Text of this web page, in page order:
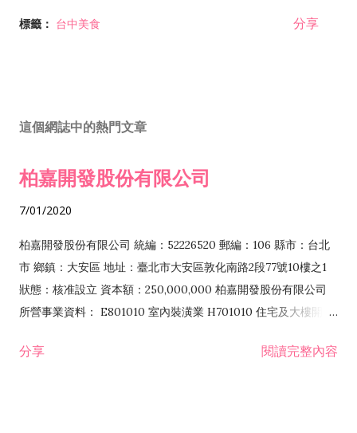
標籤： 台中美食 分享
這個網誌中的熱門文章
柏嘉開發股份有限公司
7/01/2020
柏嘉開發股份有限公司 統編：52226520 郵編：106 縣市：台北
市 鄉鎮：大安區 地址：臺北市大安區敦化南路2段77號10樓之1
狀態：核准設立 資本額：250,000,000 柏嘉開發股份有限公司
所營事業資料： E801010 室內裝潢業 H701010 住宅及大樓開發
發業 H703090 不動產買賣業 H703100 不動產租賃業 I503010
分享 閱讀完整內容